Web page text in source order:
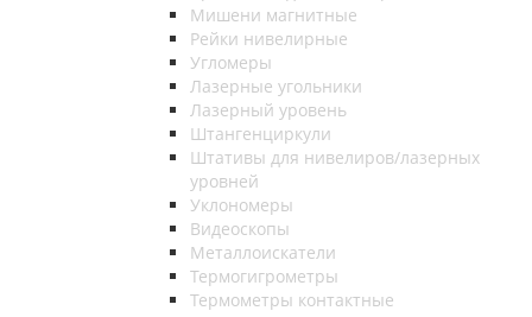
Мишени магнитные
Рейки нивелирные
Угломеры
Лазерные угольники
Лазерный уровень
Штангенциркули
Штативы для нивелиров/лазерных
уровней
Уклономеры
Видеоскопы
Металлоискатели
Термогигрометры
Термометры контактные